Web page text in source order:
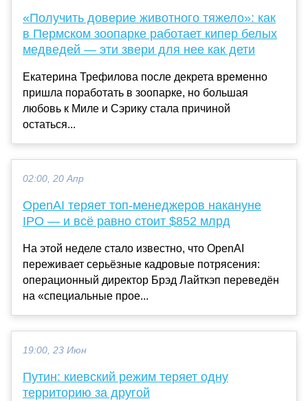
«Получить доверие животного тяжело»: как
в Пермском зоопарке работает кипер белых
медведей — эти звери для нее как дети
Екатерина Трефилова после декрета временно
пришла поработать в зоопарке, но большая
любовь к Миле и Сэрику стала причиной
остаться...
02:00, 20 Апр
OpenAI теряет топ-менеджеров накануне
IPO — и всё равно стоит $852 млрд
На этой неделе стало известно, что OpenAI
переживает серьёзные кадровые потрясения:
операционный директор Брэд Лайткэп переведён
на «специальные прое...
19:00, 23 Июн
Путин: киевский режим теряет одну
территорию за другой